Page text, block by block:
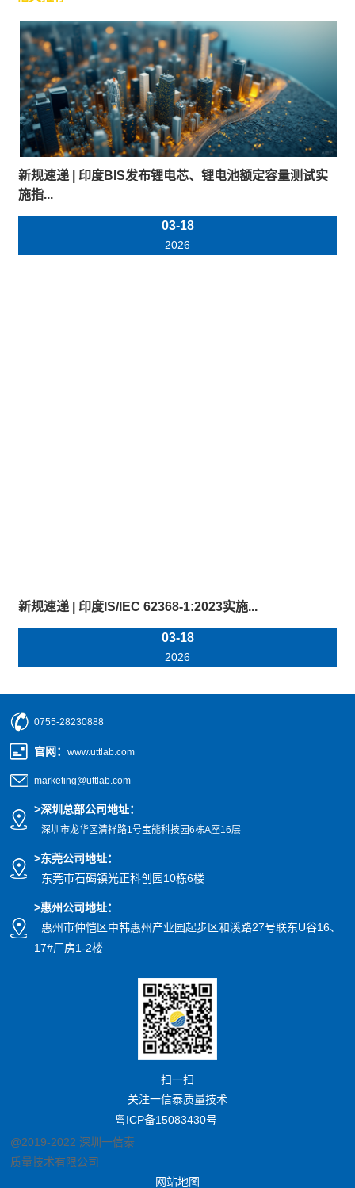
新规速递 | 印度BIS发布锂电芯、锂电池额定容量测试实
施指...
03-18
2026
新规速递 | 印度IS/IEC 62368-1:2023实施...
03-18
2026
0755-28230888
官网 ：www.uttlab.com
marketing@uttlab.com
>深圳总部公司地址：
深圳市龙华区清祥路1号宝能科技园6栋A座16层
>东莞公司地址：
东莞市石碣镇光正科创园10栋6楼
>惠州公司地址：
惠州市仲恺区中韩惠州产业园起步区和溪路27号联东U谷16、
17#厂房1-2楼
扫一扫
关注一信泰质量技术
粤ICP备15083430号
@2019-2022 深圳一信泰
质量技术有限公司
网站地图